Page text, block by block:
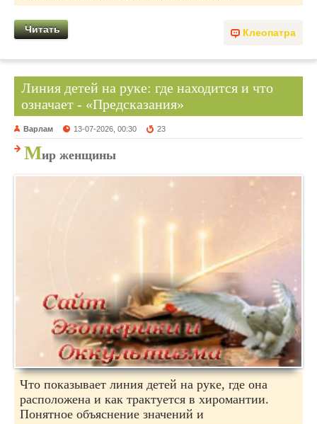
Клеопатра
Читать
Линия детей на руке: где находится и что
означает - «Предсказания»
Варлам 13-07-2026, 00:30 23
Мир женщины
Что показывает линия детей на руке, где она
расположена и как трактуется в хиромантии.
Понятное объяснение значений и